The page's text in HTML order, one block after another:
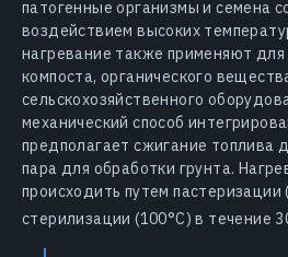
патогенные организмы и семена
воздействием высоких
нагревание также применяют
компоста, органического
сельскохозяйственного
механический способ
предполагает сжигание топлива
пара для обработки грунта.
происходить путем пастеризации
стерилизации (100°С) в течение